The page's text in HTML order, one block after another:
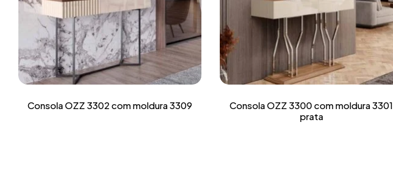
Consola OZZ 3302 com moldura 3309
Consola OZZ 3300 com moldura 3301
prata